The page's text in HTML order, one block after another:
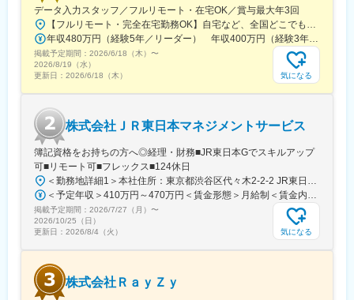
２．高い満足度を実現！
「エンジニアのキャリアアップを支援する」ことを第一に考える
メイテックグループの元エンジニアが、製造業の現場で実際に活
かせる・求められるスキルやキャリアアップの方法など、じっく
りとお話しさせていただきます。
変更の範囲：会社の定める業務
データ入力スタッフ／フルリモート・在宅OK／賞与最大年3回
【フルリモート・完全在宅勤務OK】自宅など、全国どこでもあなたが働きやすい場所で働けます★転居を伴う転勤なし★全国47都道府県どこからでも応募OK【本社】東京都新宿区山吹町130番地の15 茜ビル2-A＜アクセス＞有楽町線「江戸川橋駅」、東西線「東西線」より徒歩10分※受動喫煙対策：あり
年収480万円（経験5年／リーダー） 年収400万円（経験3年／メンバー）
掲載予定期間： 2026/6/18（木） 〜
2026/8/19（水）
更新日： 2026/6/18（木） 気になる
株式会社ＪＲ東日本マネジメントサービス
簿記資格をお持ちの方へ◎経理・財務■JR東日本Gでスキルアップ
可■リモート可■フレックス■124休日
＜勤務地詳細1＞本社住所：東京都渋谷区代々木2-2-2 JR東日本本社ビル9階受動喫煙対策：屋内全面禁煙＜勤務地詳細2＞東京都内オフィス住所：東京都23区内 受動喫煙対策：屋内全面禁煙変更の範囲：会社の定める事業所（リモートワーク含む）
＜予定年収＞410万円～470万円＜賃金形態＞月給制＜賃金内訳＞月額（基本給）：240,000円～250,000円＜月給＞240,000円～250,000円＜昇給有無＞有＜残業手当＞有＜給与補足＞※想定年収には残業月20Hも含めています■昇給：年1回■賞与：年2回(合計3.0ヶ月程度)※総合職：計6.0ヶ月程度■モデル年収総合職（課長）900万円総合職（マネージャー）630万円総合職（主任）520万円エリア（課員）410万円賃金はあくまでも目安の金額であり、選考を通じて上下する可能性があります。月給(月額)は固定手当を含めた表記です。
掲載予定期間： 2026/7/27（月） 〜
2026/10/25（日）
更新日： 2026/8/4（火） 気になる
株式会社ＲａｙＺｙ